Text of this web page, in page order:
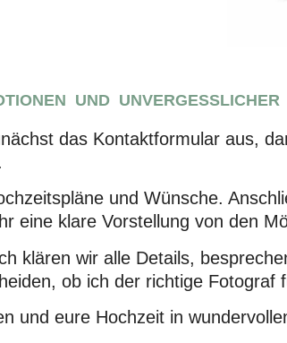
UND UNVERGESSLICHER
das Kontaktformular aus,
und Wünsche.
eine klare Vorstellung von den
klären wir alle Details,
ob ich der richtige Fotograf
und eure Hochzeit in